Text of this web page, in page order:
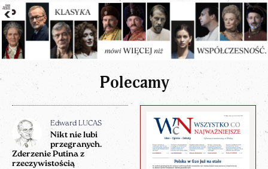
Polecamy
Edward LUCAS
Nikt nie lubi
przegranych.
Zderzenie Putina z
rzeczywistością